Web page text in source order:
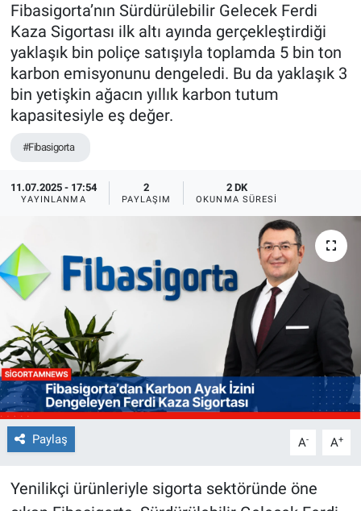
Fibasigorta’nın Sürdürülebilir Gelecek Ferdi
Kaza Sigortası ilk altı ayında gerçekleştirdiği
yaklaşık bin poliçe satışıyla toplamda 5 bin ton
karbon emisyonunu dengeledi. Bu da yaklaşık 3
bin yetişkin ağacın yıllık karbon tutum
kapasitesiyle eş değer.
#Fibasigorta
11.07.2025 - 17:54
YAYINLANMA
2
PAYLAŞIM
2 DK
OKUNMA SÜRESI
Paylaş A- A+
Yenilikçi ürünleriyle sigorta sektöründe öne